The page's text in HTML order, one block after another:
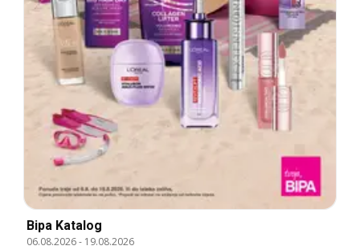
Bipa Katalog
06.08.2026- 19.08.2026